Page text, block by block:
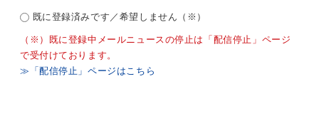
既に登録済みです／希望しません（※）
（※）既に登録中メールニュースの停止は「配信停止」ページ
で受付けております。
≫「配信停止」ページはこちら